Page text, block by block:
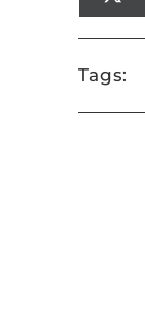
Tags: